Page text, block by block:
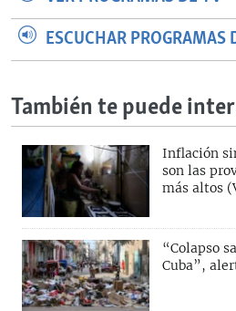
ESCUCHAR PROGRAMAS
También te puede
Inflación
son las
más altos
“Colapso
Cuba”,